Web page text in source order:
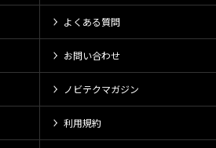
よくある質問
お問い合わせ
ノビテクマガジン
利用規約